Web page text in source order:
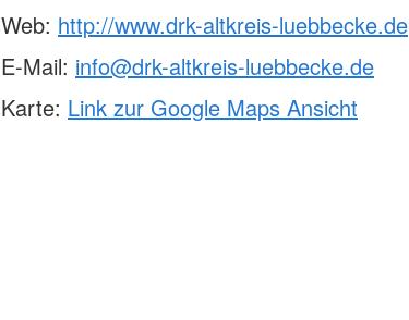
Web: http://www.drk-altkreis-luebbecke.de
E-Mail: info@drk-altkreis-luebbecke.de
Karte: Link zur Google Maps Ansicht